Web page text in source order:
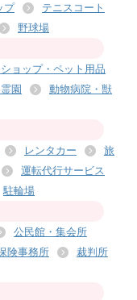
プ
テニスコート
野球場
ョップ・ペット用品
園
動物病院・獣
レンタカー
旅
運転代行サービス
駐輪場
公民館・集会所
険事務所
裁判所